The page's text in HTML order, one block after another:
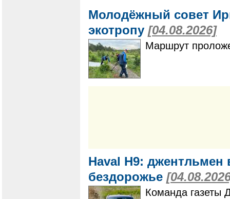
Молодёжный совет
экотропу [04.08.2026]
Маршрут
Haval H9: джентльмен
бездорожье
Команда газеты